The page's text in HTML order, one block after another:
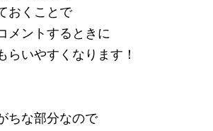
おくことで
メントするときに
らいやすくなります！
ちな部分なので